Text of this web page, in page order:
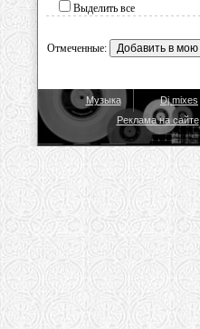
Выделить все
Отмеченные:
Музыка Dj mixes
Реклама на сайте